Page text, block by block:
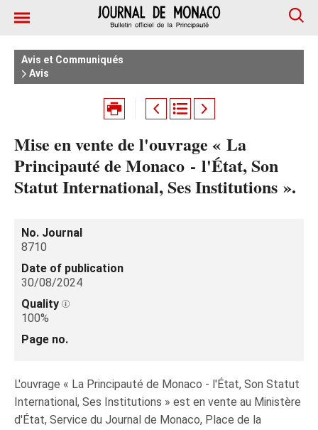
Avis et Communiqués
Avis
Mise en vente de l'ouvrage « La
Principauté de Monaco - l'État, Son
Statut International, Ses Institutions ».
No. Journal
8710
Date of publication
30/08/2024
Quality
100%
Page no.
L'ouvrage « La Principauté de Monaco - l'État, Son Statut
International, Ses Institutions » est en vente au Ministère
d'État, Service du Journal de Monaco, Place de la